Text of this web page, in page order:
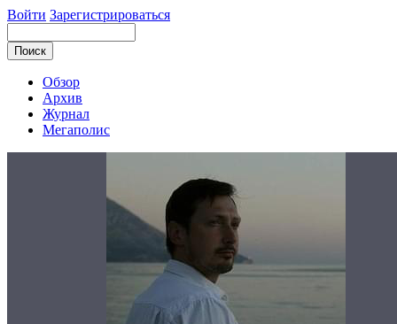
Войти Зарегистрироваться
Обзор
Архив
Журнал
Мегаполис